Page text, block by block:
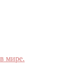
мире.